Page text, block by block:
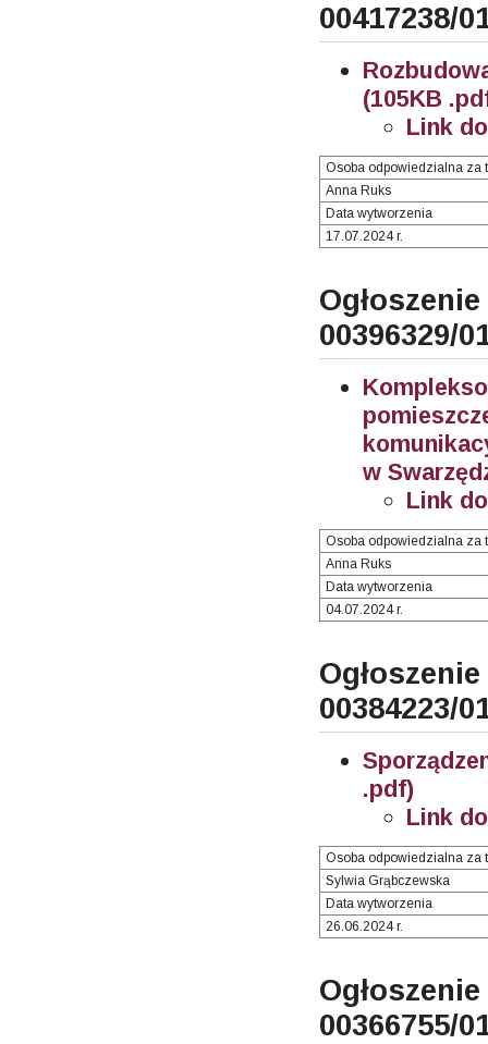
00417238/
(105KB
Link
Osoba odpowiedzialna za
Anna Ruks
Data wytworzenia
17.07.2024 r.
00396329/
w
Link
Osoba odpowiedzialna za
Anna Ruks
Data wytworzenia
04.07.2024 r.
00384223/
.pdf)
Link
Osoba odpowiedzialna za
Sylwia Grąbczewska
Data wytworzenia
26.06.2024 r.
00366755/